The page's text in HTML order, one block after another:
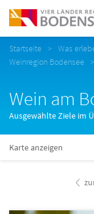
Startseite Was
Weinregion Bodensee
Wein am
Ausgewählte Ziele im
Karte anzeigen